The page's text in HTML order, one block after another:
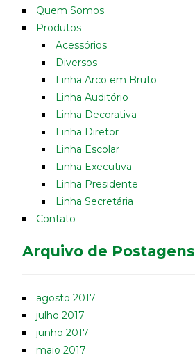
Quem Somos
Produtos
Acessórios
Diversos
Linha Arco em Bruto
Linha Auditório
Linha Decorativa
Linha Diretor
Linha Escolar
Linha Executiva
Linha Presidente
Linha Secretária
Contato
Arquivo de Postagens
agosto 2017
julho 2017
junho 2017
maio 2017